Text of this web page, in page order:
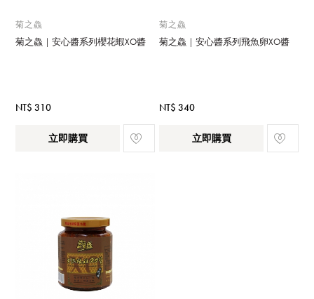
菊之鱻
菊之鱻｜安心醬系列櫻花蝦XO醬
NT$ 310
立即購買
菊之鱻
菊之鱻｜安心醬系列飛魚卵XO醬
NT$ 340
立即購買